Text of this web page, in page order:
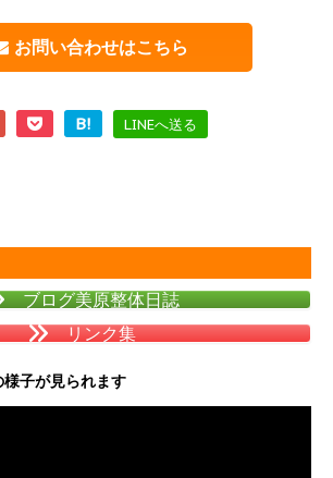
お問い合わせはこちら
B! LINEへ送る
ブログ美原整体日誌
リンク集
子が見られます